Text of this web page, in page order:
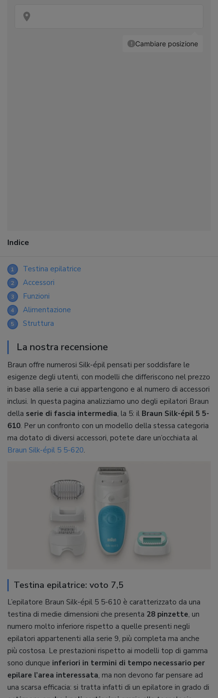
Indice
1 Testina epilatrice
2 Accessori
3 Funzioni
4 Alimentazione
5 Struttura
La nostra recensione
Braun offre numerosi Silk-épil pensati per soddisfare le
esigenze degli utenti, con modelli che differiscono nel prezzo
in base alla serie a cui appartengono e al numero di accessori
inclusi. In questa pagina analizziamo uno degli epilatori Braun
della serie di fascia intermedia, la 5: il Braun Silk-épil 5 5-
610. Per un confronto con un modello della stessa categoria
ma dotato di diversi accessori, potete dare un’occhiata al
Braun Silk-épil 5 5-620.
Testina epilatrice: voto 7,5
L’epilatore Braun Silk-épil 5 5-610 è caratterizzato da una
testina di medie dimensioni che presenta 28 pinzette, un
numero molto inferiore rispetto a quelle presenti negli
epilatori appartenenti alla serie 9, più completa ma anche
più costosa. Le prestazioni rispetto ai modelli top di gamma
sono dunque inferiori in termini di tempo necessario per
epilare l’area interessata, ma non devono far pensare ad
una scarsa efficacia: si tratta infatti di un epilatore in grado di